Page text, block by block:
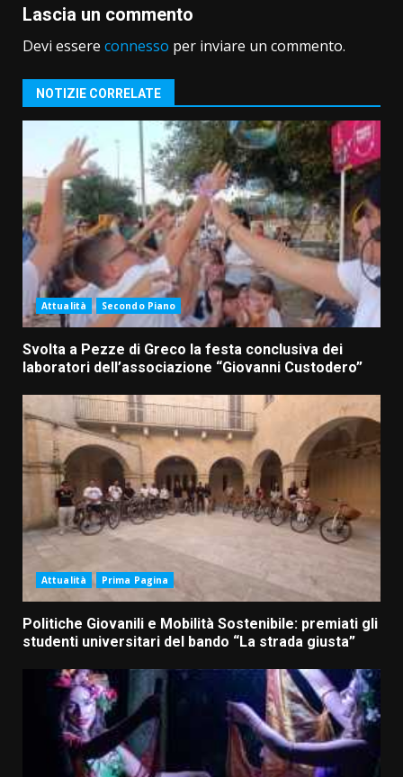
Lascia un commento
Devi essere connesso per inviare un commento.
NOTIZIE CORRELATE
Attualità Secondo Piano
Svolta a Pezze di Greco la festa conclusiva dei
laboratori dell’associazione “Giovanni Custodero”
Attualità Prima Pagina
Politiche Giovanili e Mobilità Sostenibile: premiati gli
studenti universitari del bando “La strada giusta”